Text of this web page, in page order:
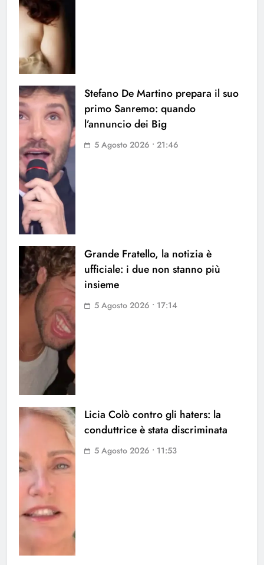
Stefano De Martino prepara il suo
primo Sanremo: quando
l’annuncio dei Big
5 Agosto 2026 • 21:46
Grande Fratello, la notizia è
ufficiale: i due non stanno più
insieme
5 Agosto 2026 • 17:14
Licia Colò contro gli haters: la
conduttrice è stata discriminata
5 Agosto 2026 • 11:53